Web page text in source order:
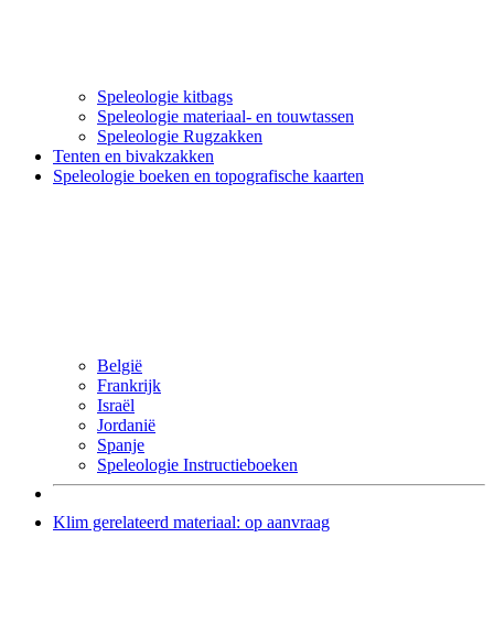
Speleologie kitbags
Speleologie materiaal- en touwtassen
Speleologie Rugzakken
Tenten en bivakzakken
Speleologie boeken en topografische kaarten
België
Frankrijk
Israël
Jordanië
Spanje
Speleologie Instructieboeken
Klim gerelateerd materiaal: op aanvraag